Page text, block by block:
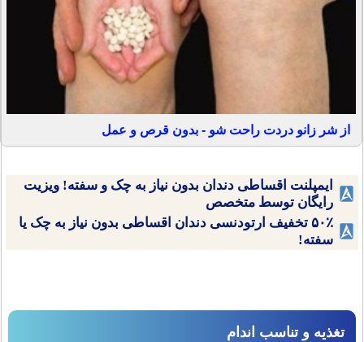
از شر زانو دردت راحت شو - بدون قرص و عمل
ایمپلنت اقساطی دندان بدون نیاز به چک و سفته! ویزیت
رایگان توسط متخصص
۵۰٪ تخفیف ارتودنسی دندان اقساطی بدون نیاز به چک یا
سفته!
تغذیه و تناسب اندام